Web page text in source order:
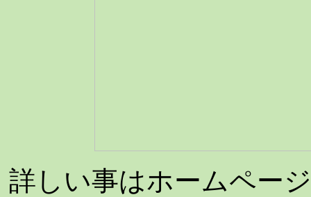
詳しい事はホームペー